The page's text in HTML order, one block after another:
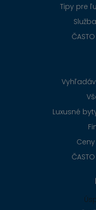
Tipy pre
ČASTO
Luxusné
ČASTO